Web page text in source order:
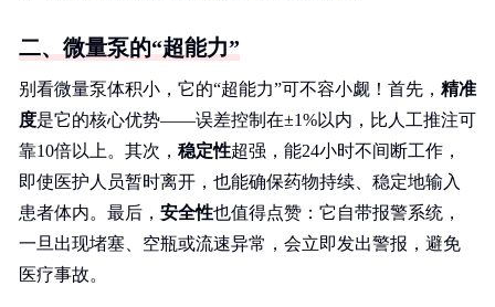
二、微量泵的“超能力”
别看微量泵体积小，它的“超能力”可不容小觑！首先， 精准
度是它的核心优势——误差控制在±1%以内，比人工推注可
靠10倍以上。其次， 稳定性超强，能24小时不间断工作，
即使医护人员暂时离开，也能确保药物持续、稳定地输入
患者体内。最后， 安全性也值得点赞：它自带报警系统，
一旦出现堵塞、空瓶或流速异常，会立即发出警报，避免
医疗事故。